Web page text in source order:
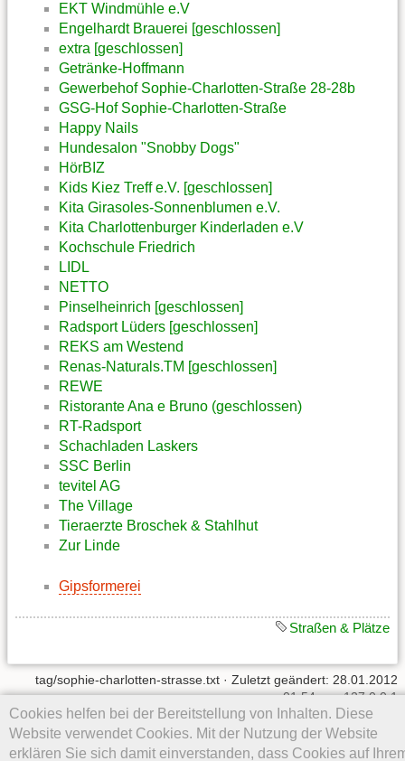
EKT Windmühle e.V
Engelhardt Brauerei [geschlossen]
extra [geschlossen]
Getränke-Hoffmann
Gewerbehof Sophie-Charlotten-Straße 28-28b
GSG-Hof Sophie-Charlotten-Straße
Happy Nails
Hundesalon "Snobby Dogs"
HörBIZ
Kids Kiez Treff e.V. [geschlossen]
Kita Girasoles-Sonnenblumen e.V.
Kita Charlottenburger Kinderladen e.V
Kochschule Friedrich
LIDL
NETTO
Pinselheinrich [geschlossen]
Radsport Lüders [geschlossen]
REKS am Westend
Renas-Naturals.TM [geschlossen]
REWE
Ristorante Ana e Bruno (geschlossen)
RT-Radsport
Schachladen Laskers
SSC Berlin
tevitel AG
The Village
Tieraerzte Broschek & Stahlhut
Zur Linde
Gipsformerei
Straßen & Plätze
Cookies helfen bei der Bereitstellung von Inhalten. Diese
Website verwendet Cookies. Mit der Nutzung der Website
erklären Sie sich damit einverstanden, dass Cookies auf
tag/sophie-charlotten-strasse.txt · Zuletzt geändert: 28.01.2012
01:54 von127.0.0.1
Falls nicht anders bezeichnet, ist der Inhalt dieses Wikis unter der
folgenden Lizenz veröffentlicht:
CC Attribution-Noncommercial-